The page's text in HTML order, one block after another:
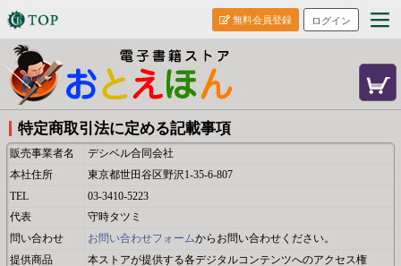
ログイン
無料会員登録
特定商取引法に定める記載事項
販売事業者名
デシベル合同会社
本社住所
東京都世田谷区野沢1-35-6-807
TEL
03-3410-5223
代表
守時タツミ
問い合わせ
お問い合わせフォームからお問い合わせください。
提供商品
本ストアが提供する各デジタルコンテンツへのアクセス権